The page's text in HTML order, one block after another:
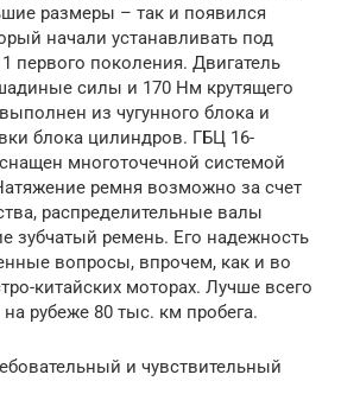
размеры – так и появился
начали устанавливать под
первого поколения. Двигатель
силы и 170 Нм крутящего
из чугунного блока и
блока цилиндров. ГБЦ 16-
многоточечной системой
ремня возможно за счет
распределительные валы
зубчатый ремень. Его надежность
вопросы, впрочем, как и во
китайских моторах. Лучше всего
рубеже 80 тыс. км пробега.
и чувствительный